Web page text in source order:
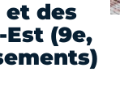
et des
(9e,